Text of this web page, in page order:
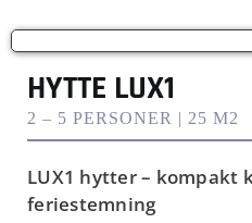
HYTTE LUX1
2 – 5 PERSONER | 25 M2
LUX1 hytter – kompakt
feriestemning